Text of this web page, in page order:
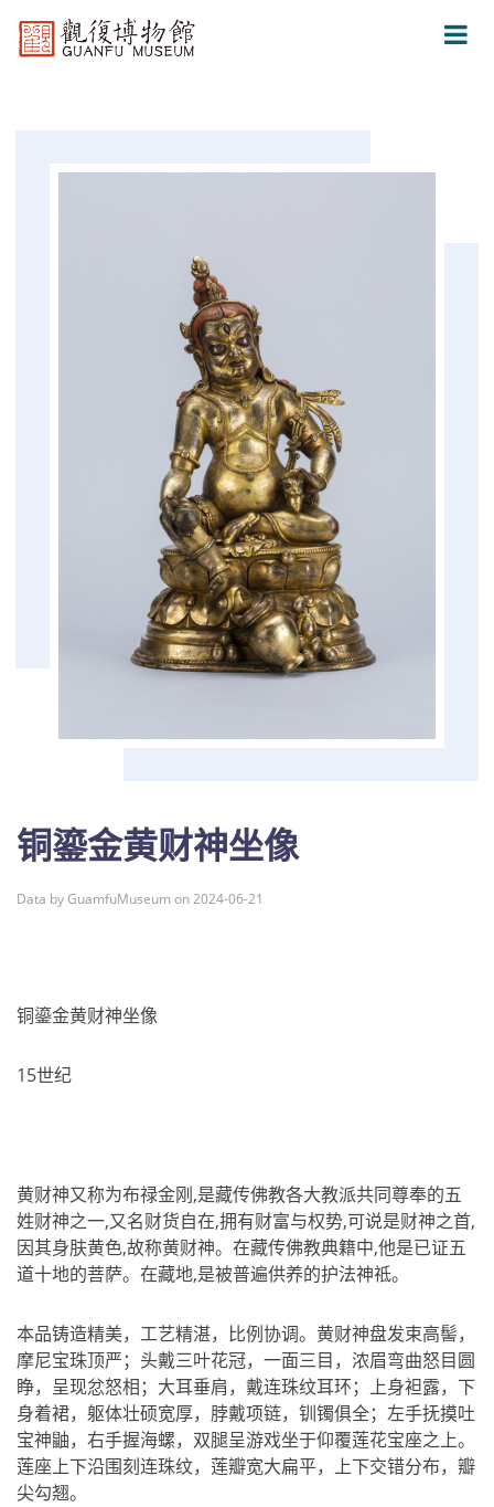
铜鎏金黄财神坐像
Data by GuamfuMuseum on 2024-06-21
铜鎏金黄财神坐像
15世纪
黄财神又称为布禄金刚,是藏传佛教各大教派共同尊奉的五
姓财神之一,又名财货自在,拥有财富与权势,可说是财神之首,
因其身肤黄色,故称黄财神。在藏传佛教典籍中,他是已证五
道十地的菩萨。在藏地,是被普遍供养的护法神祗。
本品铸造精美，工艺精湛，比例协调。黄财神盘发束高髻，
摩尼宝珠顶严；头戴三叶花冠，一面三目，浓眉弯曲怒目圆
睁，呈现忿怒相；大耳垂肩，戴连珠纹耳环；上身袒露，下
身着裙，躯体壮硕宽厚，脖戴项链，钏镯俱全；左手抚摸吐
宝神鼬，右手握海螺，双腿呈游戏坐于仰覆莲花宝座之上。
莲座上下沿围刻连珠纹，莲瓣宽大扁平，上下交错分布，瓣
尖勾翘。